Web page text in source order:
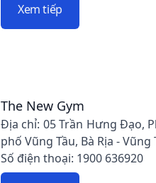
Xem tiếp
The New Gym
Địa chỉ: 05 Trần Hưng Đạo,
phố Vũng Tầu, Bà Rịa - Vũng
Số điện thoại: 1900 636920